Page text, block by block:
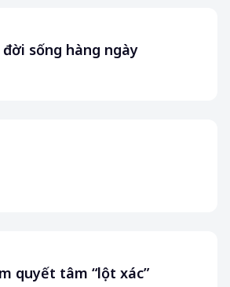
sống hàng ngày
quyết tâm “lột xác”